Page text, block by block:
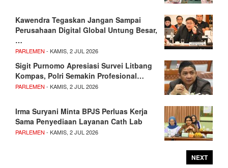
Kawendra Tegaskan Jangan Sampai
Perusahaan Digital Global Untung Besar,
…
PARLEMEN - KAMIS, 2 JUL 2026
Sigit Purnomo Apresiasi Survei Litbang
Kompas, Polri Semakin Profesional…
PARLEMEN - KAMIS, 2 JUL 2026
Irma Suryani Minta BPJS Perluas Kerja
Sama Penyediaan Layanan Cath Lab
PARLEMEN - KAMIS, 2 JUL 2026
NEXT